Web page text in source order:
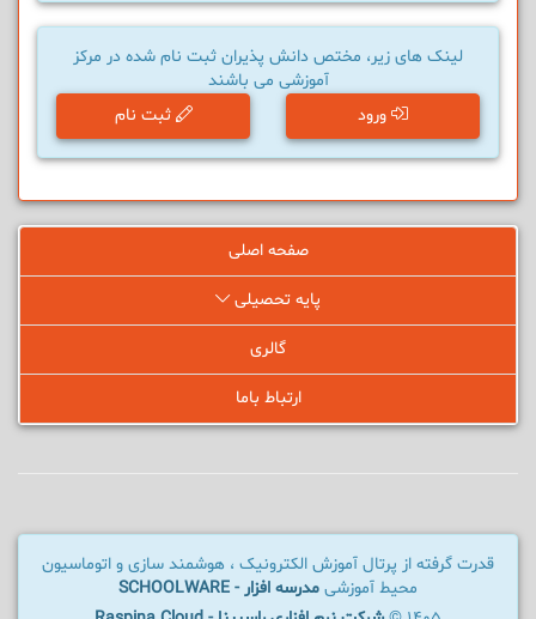
لینک های زیر، مختص دانش پذیران ثبت نام شده در مرکز
آموزشی می باشند
ورود
ثبت نام
صفحه اصلی
پایه تحصیلی
گالری
ارتباط باما
قدرت گرفته از پرتال آموزش الکترونیک ، هوشمند سازی و اتوماسیون
محیط آموزشی مدرسه افزار - SCHOOLWARE